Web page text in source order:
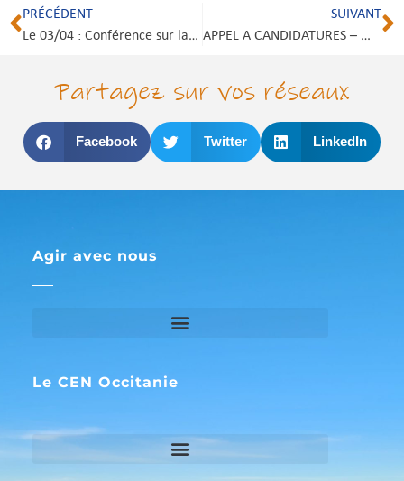
PRÉCÉDENT
Le 03/04 : Conférence sur la forêt lotoise (46)
SUIVANT
APPEL A CANDIDATURES – Mise à disposition de foncier pour une activité d’élevage éco-pastoral
Partagez sur vos réseaux
Facebook Twitter LinkedIn
Agir avec nous
Le CEN Occitanie